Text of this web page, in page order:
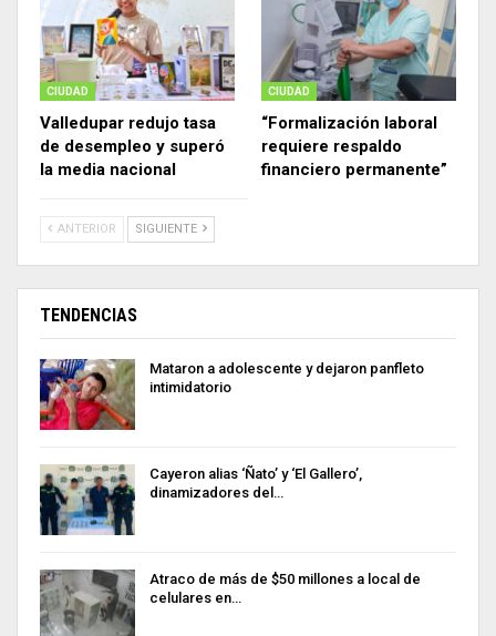
CIUDAD
Valledupar redujo tasa
de desempleo y superó
la media nacional
CIUDAD
“Formalización laboral
requiere respaldo
financiero permanente”
ANTERIOR SIGUIENTE
TENDENCIAS
Mataron a adolescente y dejaron panfleto
intimidatorio
Cayeron alias ‘Ñato’ y ‘El Gallero’,
dinamizadores del…
Atraco de más de $50 millones a local de
celulares en…